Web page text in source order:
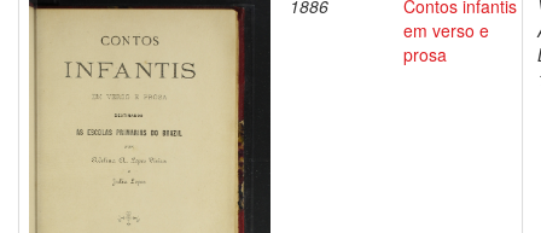
1886
Contos infantis
em verso e
prosa